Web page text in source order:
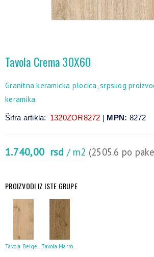
Tavola Crema 30X60
Granitna keramicka plocica, srpskog
keramika.
Šifra artikla: 1320ZOR8272 | MPN: 8272
1.740,00 rsd / m2 (2505.6 po
PROIZVODI IZ ISTE GRUPE
Tavola Beige 30X60 Tavola Marrone Chiaro 30X60